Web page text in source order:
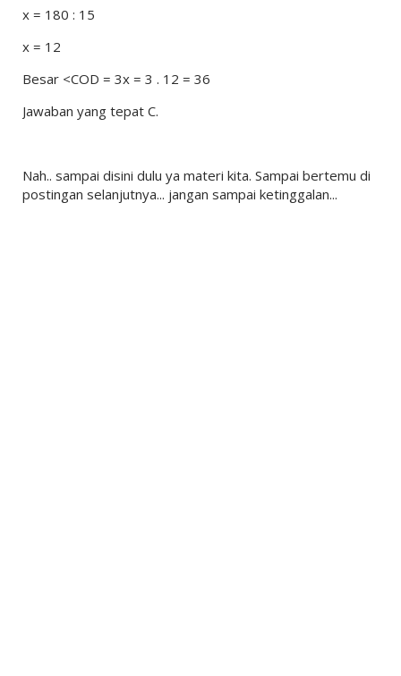
x = 180 : 15
x = 12
Besar <COD = 3x = 3 . 12 = 36
Jawaban yang tepat C.
Nah.. sampai disini dulu ya materi kita. Sampai bertemu di
postingan selanjutnya... jangan sampai ketinggalan...